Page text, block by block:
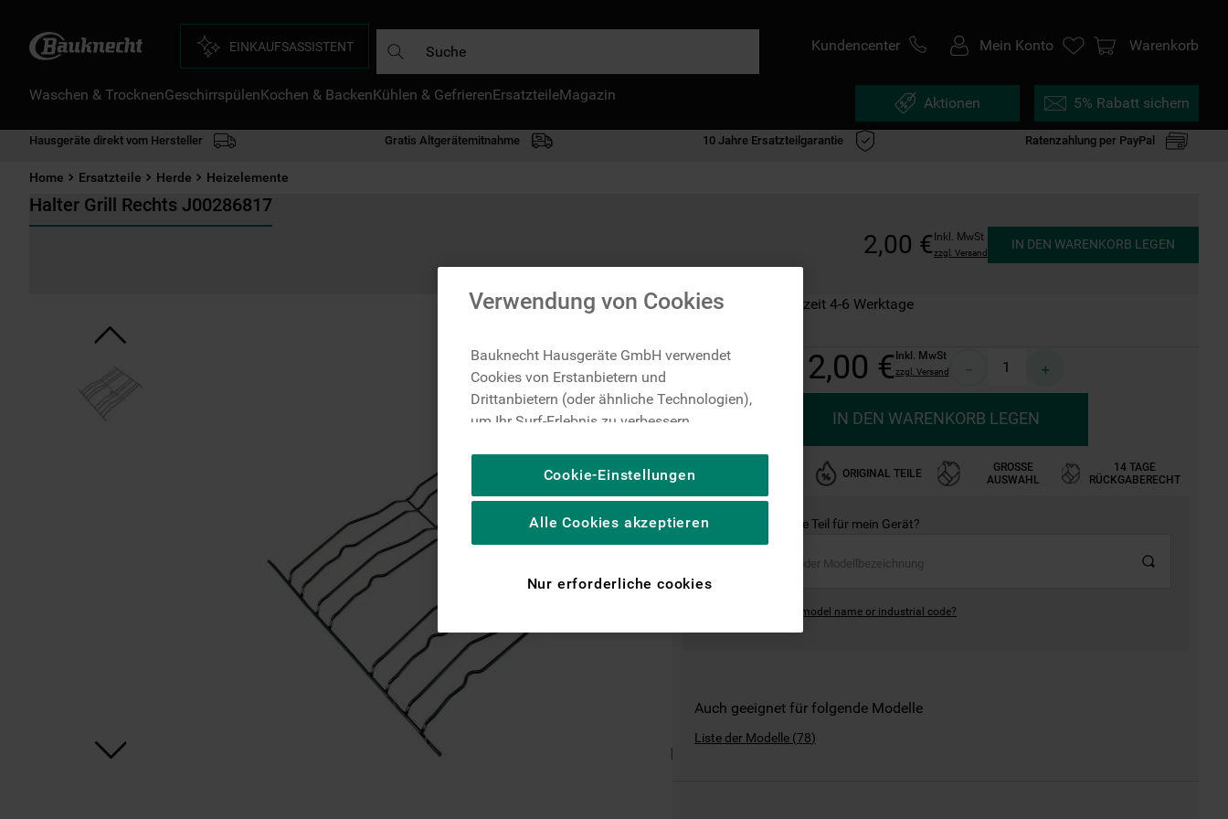
EINKAUFSASSISTENT Kundencenter Mein Konto Warenkorb
Waschen & TrocknenGeschirrspülenKochen & BackenKühlen & GefrierenErsatzteileMagazin Aktionen 5% Rabatt sichern
Hausgeräte direkt vom Hersteller Gratis Altgerätemitnahme 10 Jahre Ersatzteilgarantie Ratenzahlung per PayPal
Home Ersatzteile Herde Heizelemente
Halter Grill Rechts J00286817
2,00 € Inkl. MwSt
zzgl. Versand
IN DEN WARENKORB LEGEN
Auf Lager: Lieferzeit 4-6 Werktage
2,00 €Inkl. MwSt
zzgl. Versand ＋
IN DEN WARENKORB LEGEN
ORIGINAL TEILE
GROSSE A
USWAHL
14 TAGE
RÜCKGABERECHT
Ist dies das richtige Teil für mein Gerät?
Where can I find the model name or industrial code?
Auch geeignet für folgende Modelle
Liste der Modelle (78)
Verwendung von Cookies
Bauknecht Hausgeräte GmbH verwendet
Cookies von Erstanbietern und
Drittanbietern (oder ähnliche Technologien),
um Ihr Surf-Erlebnis zu verbessern
um die redaktionellen Inhalte der Website
basierend auf Ihrer Nutzung der Website zu
personalisieren, die Funktionalität der
spezifische Funktionen anzubieten
Werbung basierend auf Ihren
Gewohnheiten, Interaktionen mit unseren
(einschließlich über Drittanbieter und auf
Plattformen, beispielsweise Google LLC –
Cookie-Einstellungen
Nur erforderliche cookies
Alle Cookies akzeptieren
DIE HÄUFIGSTEN SUCHANFRAGEN
gefrierschrank
kühl-gefrierkombination freistehend